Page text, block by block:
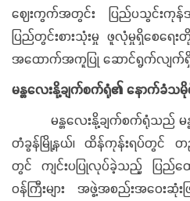
ဈေးကွက်အတွင်း ပြည်ပသွင်းကုန်
ပြည်တွင်းစားသုံးမှု ဖူလုံမှုရှိစေ
အထောက်အကူပြု ဆောင်ရွက်လျက်
မန္တလေးနို့ချက်စက်ရုံ၏ နောက်ခံသမို
မန္တလေးနို့ချက်စက်ရုံသည် မန္တ
တံခွန်မြို့နယ်၊ ထိန်ကုန်းရပ်တွင် တ
တွင် ကျင်းပပြုလုပ်ခဲ့သည့် ပြည်ထေ
ဝန်ကြီးများ အဖွဲ့အစည်းအဝေး